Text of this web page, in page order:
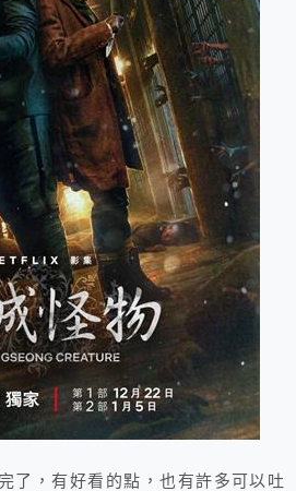
了，有好看的點，也有許多可以吐